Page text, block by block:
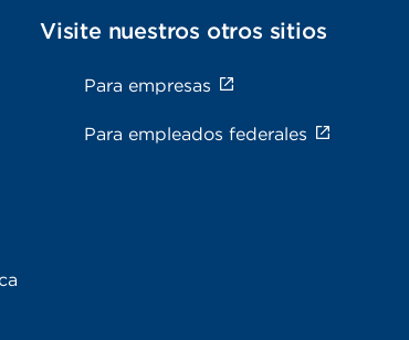
Visite nuestros otros sitios
Para empresas
Para empleados federales